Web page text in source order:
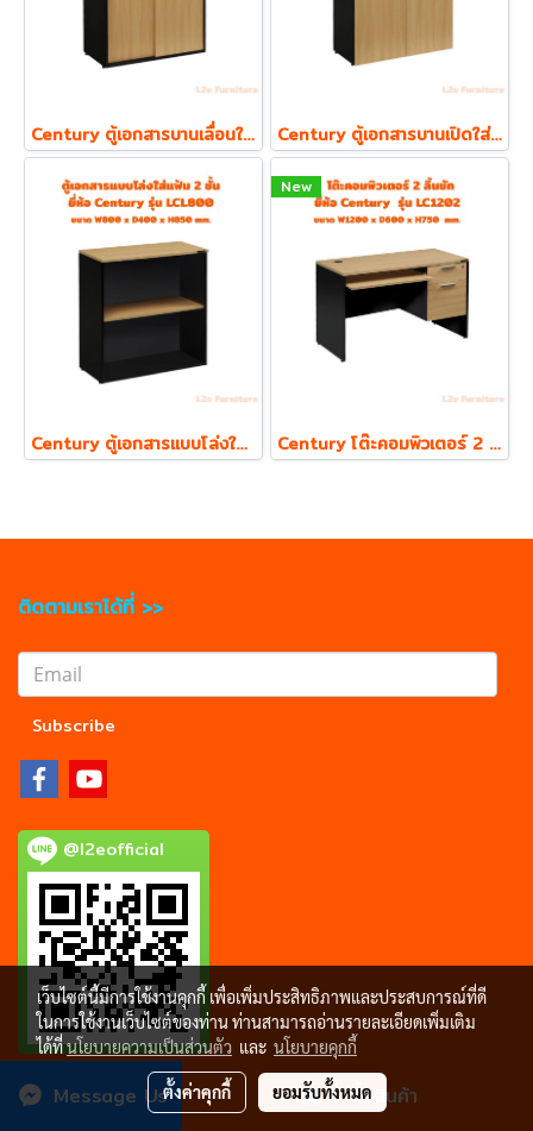
สั่งซื้อสินค้า
Message Us
Century ตู้เอกสารบานเลื่อนใส่แฟ้ม ตั้ง 2 ชั้น รุ่น LCS810 ความหนา Top 19 mm. Century ตู้เอกสารบานเปิดใส่แฟ้ม ตั้ง 2 ชั้น รุ่น LCL810 ความหนา Top 19 mm.
Century ตู้เอกสารแบบโล่งใส่แฟ้ม ตั้ง 2 ชั้น รุ่น LCL800 ความหนา Top 19 mm.
New
Century โต๊ะคอมพิวเตอร์ 2 ลิ้นชัก พร้อมถาดคีย์บอร์ด รุ่น LC1202
ติดตามเราได้ที่ >>
Subscribe
@l2eofficial
Copyright © 2021, L2eFurniture.com.. All rights reserved.
เว็บไซต์นี้มีการใช้งานคุกกี้ เพื่อเพิ่มประสิทธิภาพและประสบการณ์ที่ดี
ในการใช้งานเว็บไซต์ของท่าน ท่านสามารถอ่านรายละเอียดเพิ่มเติม
ได้ที่นโยบายความเป็นส่วนตัว และ นโยบายคุกกี้
ตั้งค่าคุกกี้ ยอมรับทั้งหมด